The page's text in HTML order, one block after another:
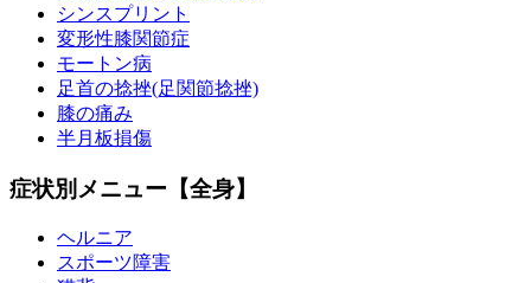
シンスプリント
変形性膝関節症
モートン病
足首の捻挫(足関節捻挫)
膝の痛み
半月板損傷
症状別メニュー【全身】
ヘルニア
スポーツ障害